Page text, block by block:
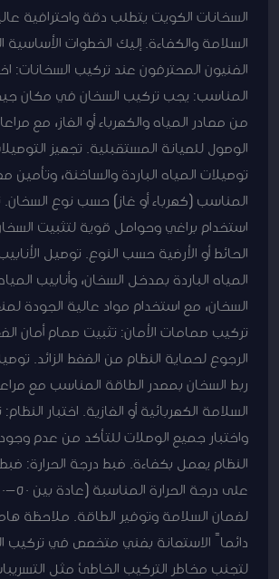
السخانات الكويت يتطلب دقة واحترافية
السلامة والكفاءة. إليك الخطوات الأساسية
الفنيون المحترفون عند تركيب السخانات:
المناسب: يجب تركيب السخان في مكان
من مصادر المياه والكهرباء أو الغاز، مع
الوصول للصيانة المستقبلية. تجهيز
توصيلات المياه الباردة والساخنة، وتأمين
المناسب (كهرباء أو غاز) حسب نوع السخان.
استخدام براغي وحوامل قوية لتثبيت
الحائط أو الأرضية حسب النوع. توصيل
المياه الباردة بمدخل السخان، وأنابيب
السخان، مع استخدام مواد عالية الجودة
تركيب صمامات الأمان: تثبيت صمام أمان
الرجوع لحماية النظام من الضغط الزائد.
ربط السخان بمصدر الطاقة المناسب مع
السلامة الكهربائية أو الغازية. اختبار
واختبار جميع الوصلات للتأكد من عدم
النظام يعمل بكفاءة. ضبط درجة الحرارة:
لضمان السلامة وتوفير الطاقة. ملاحظة
دائماً الاستعانة بفني متخصص في تركيب
لتجنب مخاطر التركيب الخاطئ مثل